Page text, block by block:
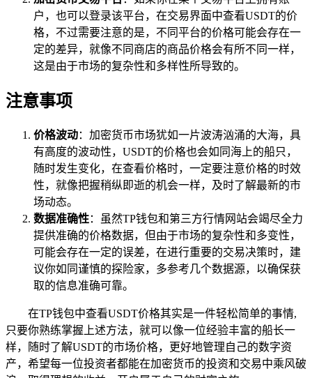
户，也可以登录该平台，在交易界面中查看USDT的价
格，不过需要注意的是，不同平台的价格可能会存在一
定的差异，就像不同商店的商品价格会有所不同一样，
这是由于市场的复杂性和多样性所导致的。
注意事项
价格波动：加密货币市场犹如一片波涛汹涌的大海，具
有高度的波动性，USDT的价格也会如同海上的船只，
随时发生变化，在查看价格时，一定要注意价格的时效
性，就像把握稍纵即逝的机会一样，及时了解最新的市
场动态。
数据准确性：虽然TP钱包和第三方行情网站会竭尽全力
提供准确的价格数据，但由于市场的复杂性和多变性，
可能会存在一定的误差，在进行重要的交易决策时，建
议你如同谨慎的探险家，多参考几个数据源，以确保获
取的信息准确可靠。
在TP钱包中查看USDT价格其实是一件轻松简单的事情,
只要你熟练掌握上述方法，就可以像一位经验丰富的船长一
样，随时了解USDT的市场价格，更好地管理自己的数字资
产，希望每一位投资者都能在加密货币的投资和交易中乘风破